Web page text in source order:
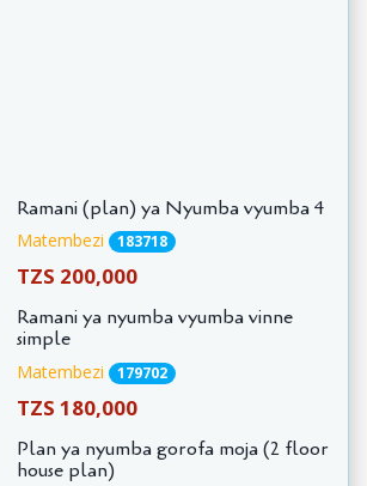
Ramani (plan) ya Nyumba vyumba 4
Matembezi 183718
TZS 200,000
Ramani ya nyumba vyumba vinne
simple
Matembezi 179702
TZS 180,000
Plan ya nyumba gorofa moja (2 floor
house plan)